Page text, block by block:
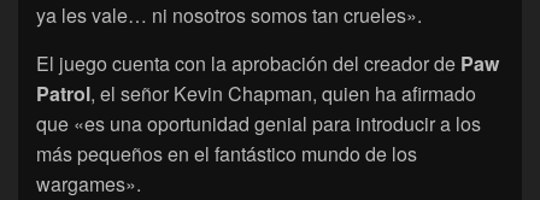
ya les vale… ni nosotros somos tan crueles».
El juego cuenta con la aprobación del creador de Paw
Patrol, el señor Kevin Chapman, quien ha afirmado
que «es una oportunidad genial para introducir a los
más pequeños en el fantástico mundo de los
wargames».